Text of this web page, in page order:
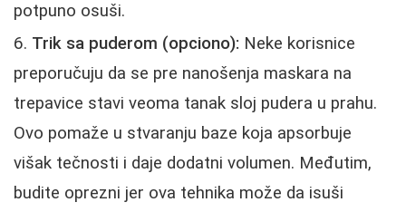
potpuno osuši.
Trik sa puderom (opciono): Neke korisnice
preporučuju da se pre nanošenja maskara na
trepavice stavi veoma tanak sloj pudera u prahu.
Ovo pomaže u stvaranju baze koja apsorbuje
višak tečnosti i daje dodatni volumen. Međutim,
budite oprezni jer ova tehnika može da isuši